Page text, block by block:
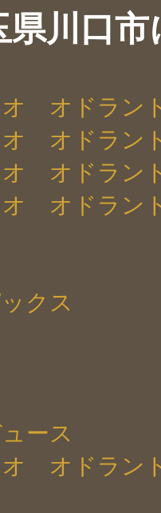
川口市
オ オドラン
オドラン
オドラン
オ オドラン
クス
ース
オ オドラン